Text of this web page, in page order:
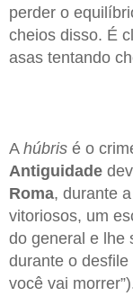
perder o
cheios disso. É
asas tentando
A húbris é o
Antiguidade
Roma, durante
vitoriosos, um
do general e lhe
durante o desfile
você vai